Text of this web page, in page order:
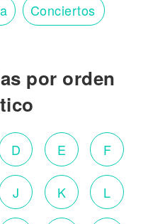
Conciertos
por orden
D E F
J K L